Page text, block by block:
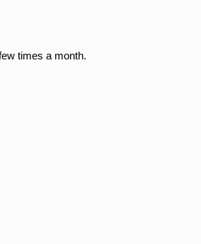
times a month.